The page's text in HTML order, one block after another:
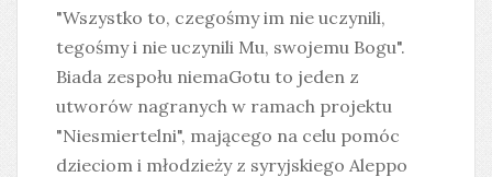
"Wszystko to, czegośmy im nie uczynili,
tegośmy i nie uczynili Mu, swojemu Bogu".
Biada zespołu niemaGotu to jeden z
utworów nagranych w ramach projektu
"Niesmiertelni", mającego na celu pomóc
dzieciom i młodzieży z syryjskiego Aleppo